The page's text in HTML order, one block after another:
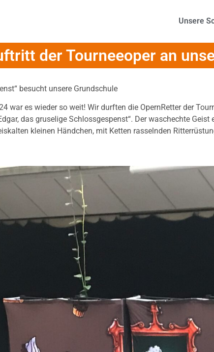
Unsere
der Tourneeoper an
besucht unsere Grundschule
war es wieder so weit! Wir durften die OpernRetter der
das gruselige Schlossgespenst“. Der waschechte
kleinen Händchen, mit Ketten rasselnden